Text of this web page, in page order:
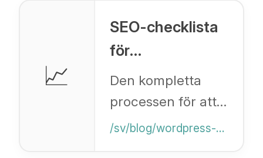
📈
SEO-checklista
för
bloggmigration
från WordPress
till Shopify
Den kompletta
processen för att
säkert flytta din
/sv/blog/wordpress-to-shopify-seo-checklist